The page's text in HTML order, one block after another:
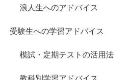
浪人生へのアドバイス
受験生への学習アドバイス
模試・定期テストの活用法
教科別学習アドバイス